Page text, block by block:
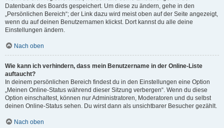
Datenbank des Boards gespeichert. Um diese zu ändern, gehe in den
„Persönlichen Bereich“; der Link dazu wird meist oben auf der Seite angezeigt,
wenn du auf deinen Benutzernamen klickst. Dort kannst du alle deine
Einstellungen ändern.
Nach oben
Wie kann ich verhindern, dass mein Benutzername in der Online-Liste
auftaucht?
In deinem persönlichen Bereich findest du in den Einstellungen eine Option
„Meinen Online-Status während dieser Sitzung verbergen“. Wenn du diese
Option einschaltest, können nur Administratoren, Moderatoren und du selbst
deinen Online-Status sehen. Du wirst dann als unsichtbarer Besucher gezählt.
Nach oben